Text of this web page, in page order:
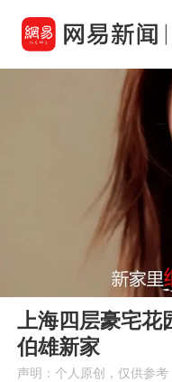
上海四层豪宅花
伯雄新家
声明：个人原创，仅供参考